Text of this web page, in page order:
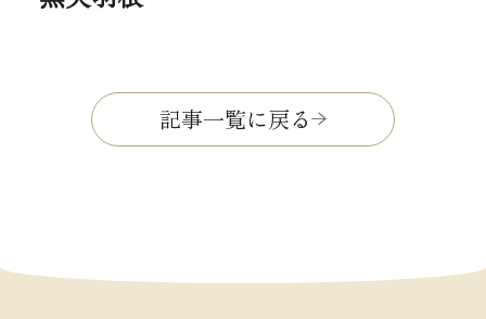
記事一覧に戻る